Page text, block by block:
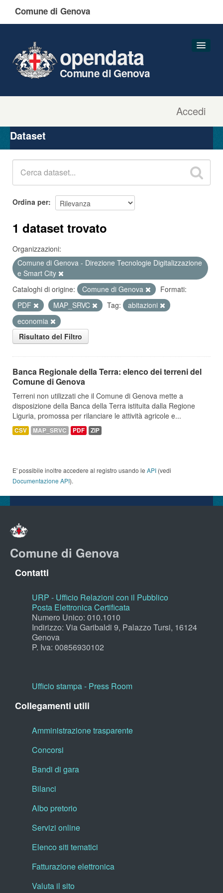
Comune di Genova
Accedi
opendata
Comune di Genova
Organizzazioni
Gruppi
Dataset
Ordina per
1 dataset trovato
Organizzazioni:
Comune di Genova - Direzione Tecnologie Digitalizzazione
e Smart City
Cataloghi di origine:
Comune di Genova
Formati:
PDF
MAP_SRVC Tag:
abitazioni
economia
Risultato del Filtro
Banca Regionale della Terra: elenco dei terreni del
Comune di Genova
Terreni non utilizzati che il Comune di Genova mette a
disposizione della Banca della Terra istituita dalla Regione
Liguria, promossa per rilanciare le attività agricole e...
CSV MAP_SRVC PDF ZIP
E' possibile inoltre accedere al registro usando le API (vedi
Documentazione API).
Comune di Genova
Contatti
URP - Ufficio Relazioni con il Pubblico
Posta Elettronica Certificata
Numero Unico: 010.1010
Indirizzo: Via Garibaldi 9, Palazzo Tursi, 16124
Genova
P. Iva: 00856930102
Ufficio stampa - Press Room
Collegamenti utili
Amministrazione trasparente
Concorsi
Bandi di gara
Bilanci
Albo pretorio
Servizi online
Elenco siti tematici
Fatturazione elettronica
Valuta il sito